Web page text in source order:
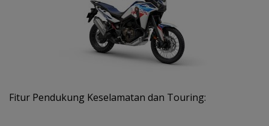
Fitur Pendukung Keselamatan dan Touring: